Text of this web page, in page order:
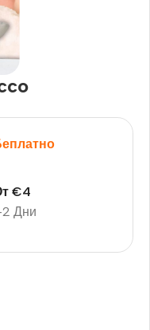
2 Дни
€4